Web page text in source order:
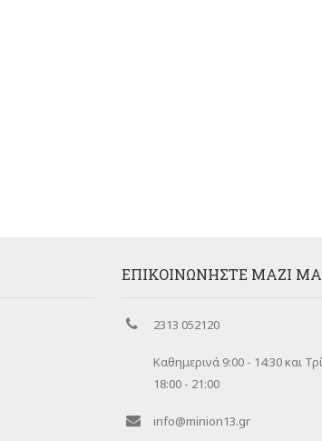
ΕΠΙΚΟΙΝΩΝΉΣΤΕ ΜΑΖΊ
2313 052120
Καθημερινά 9:00 - 14:30 και
18:00 - 21:00
info@minion13.gr